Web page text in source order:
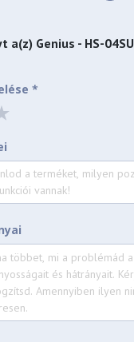
a(z) Genius - HS-04SU
*